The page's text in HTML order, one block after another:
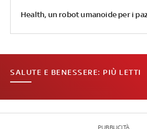
Health, un robot umanoide per i
SALUTE E BENESSERE: PIÙ LETTI